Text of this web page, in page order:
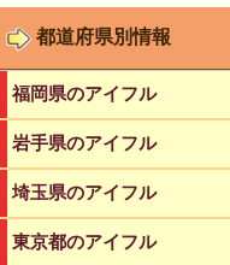
都道府県別情報
福岡県のアイフル
岩手県のアイフル
埼玉県のアイフル
東京都のアイフル